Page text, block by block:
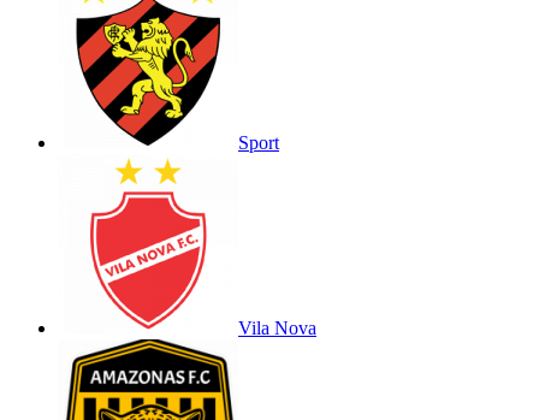
Sport
Vila Nova